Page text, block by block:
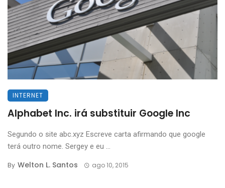
INTERNET
Alphabet Inc. irá substituir Google Inc
Segundo o site abc.xyz Escreve carta afirmando que google
terá outro nome. Sergey e eu ...
By Welton L. Santos ago 10, 2015